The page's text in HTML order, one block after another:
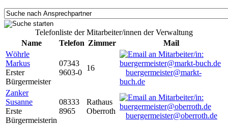
Telefonliste der Mitarbeiter/innen der Verwaltung
Name
Telefon Zimmer
Mail
Wöhrle
Markus
Erster
Bürgermeister
07343
9603-0
16
buergermeister@markt-
buch.de
Zanker
Susanne
Erste
Bürgermeisterin
08333
8965
Rathaus
Oberroth
buergermeister@oberroth.de